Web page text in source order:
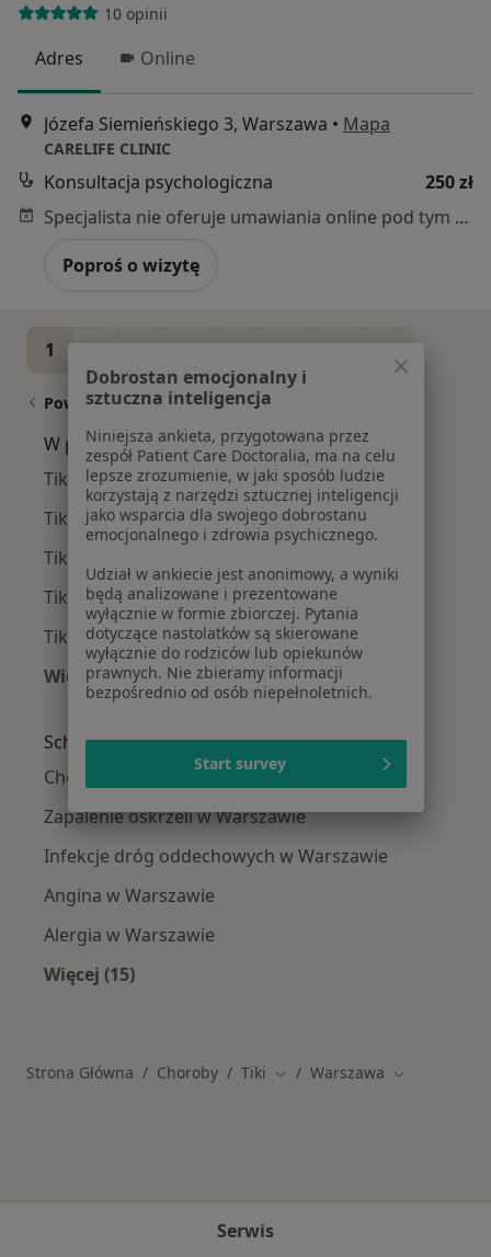
10 opinii
Adres Online
Józefa Siemieńskiego 3, Warszawa • Mapa
CARELIFE CLINIC
Konsultacja psychologiczna
250 zł
Specjalista nie oferuje umawiania online pod tym adresem.
Poproś o wizytę
1 2 3 4 5 ... 11
Powiązane wyszukiwania
W pobliżu Warszawy
Tiki w Piasecznie
Tiki w Legionowie
Tiki w Otwocku
Tiki w Grodzisku Mazowieckim
Tiki w Łomiankach
Więcej (5)
Więcej w kategorii: W pobliżu Warszawy
Schorzenia w Warszawie
Choroby wieku dziecięcego w Warszawie
Zapalenie oskrzeli w Warszawie
Infekcje dróg oddechowych w Warszawie
Angina w Warszawie
Alergia w Warszawie
Więcej (15)
Strona Główna Choroby Tiki Zmień miasto
Warszawa Zmień miasto
Serwis
Dobrostan emocjonalny i
sztuczna inteligencja
Niniejsza ankieta, przygotowana przez
zespół Patient Care Doctoralia, ma na celu
lepsze zrozumienie, w jaki sposób ludzie
korzystają z narzędzi sztucznej inteligencji
jako wsparcia dla swojego dobrostanu
emocjonalnego i zdrowia psychicznego.
Udział w ankiecie jest anonimowy, a wyniki
będą analizowane i prezentowane
wyłącznie w formie zbiorczej. Pytania
dotyczące nastolatków są skierowane
wyłącznie do rodziców lub opiekunów
prawnych. Nie zbieramy informacji
bezpośrednio od osób niepełnoletnich.
Start survey